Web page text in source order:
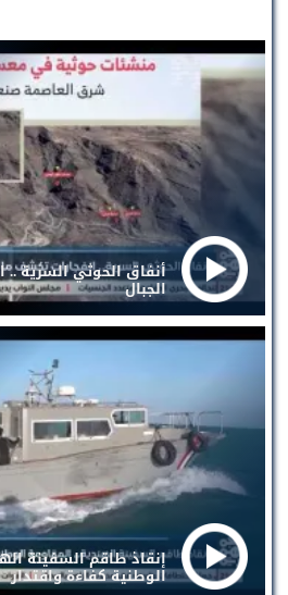
أنفاق الحوثي السرية
الجبال
إنقاذ طاقم السفينة
الوطنية كفاءة واقتدار